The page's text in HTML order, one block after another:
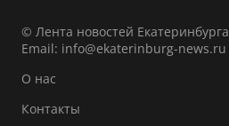
© Лента новостей Екатеринбурга
Email: info@ekaterinburg-news.ru
О нас
Контакты